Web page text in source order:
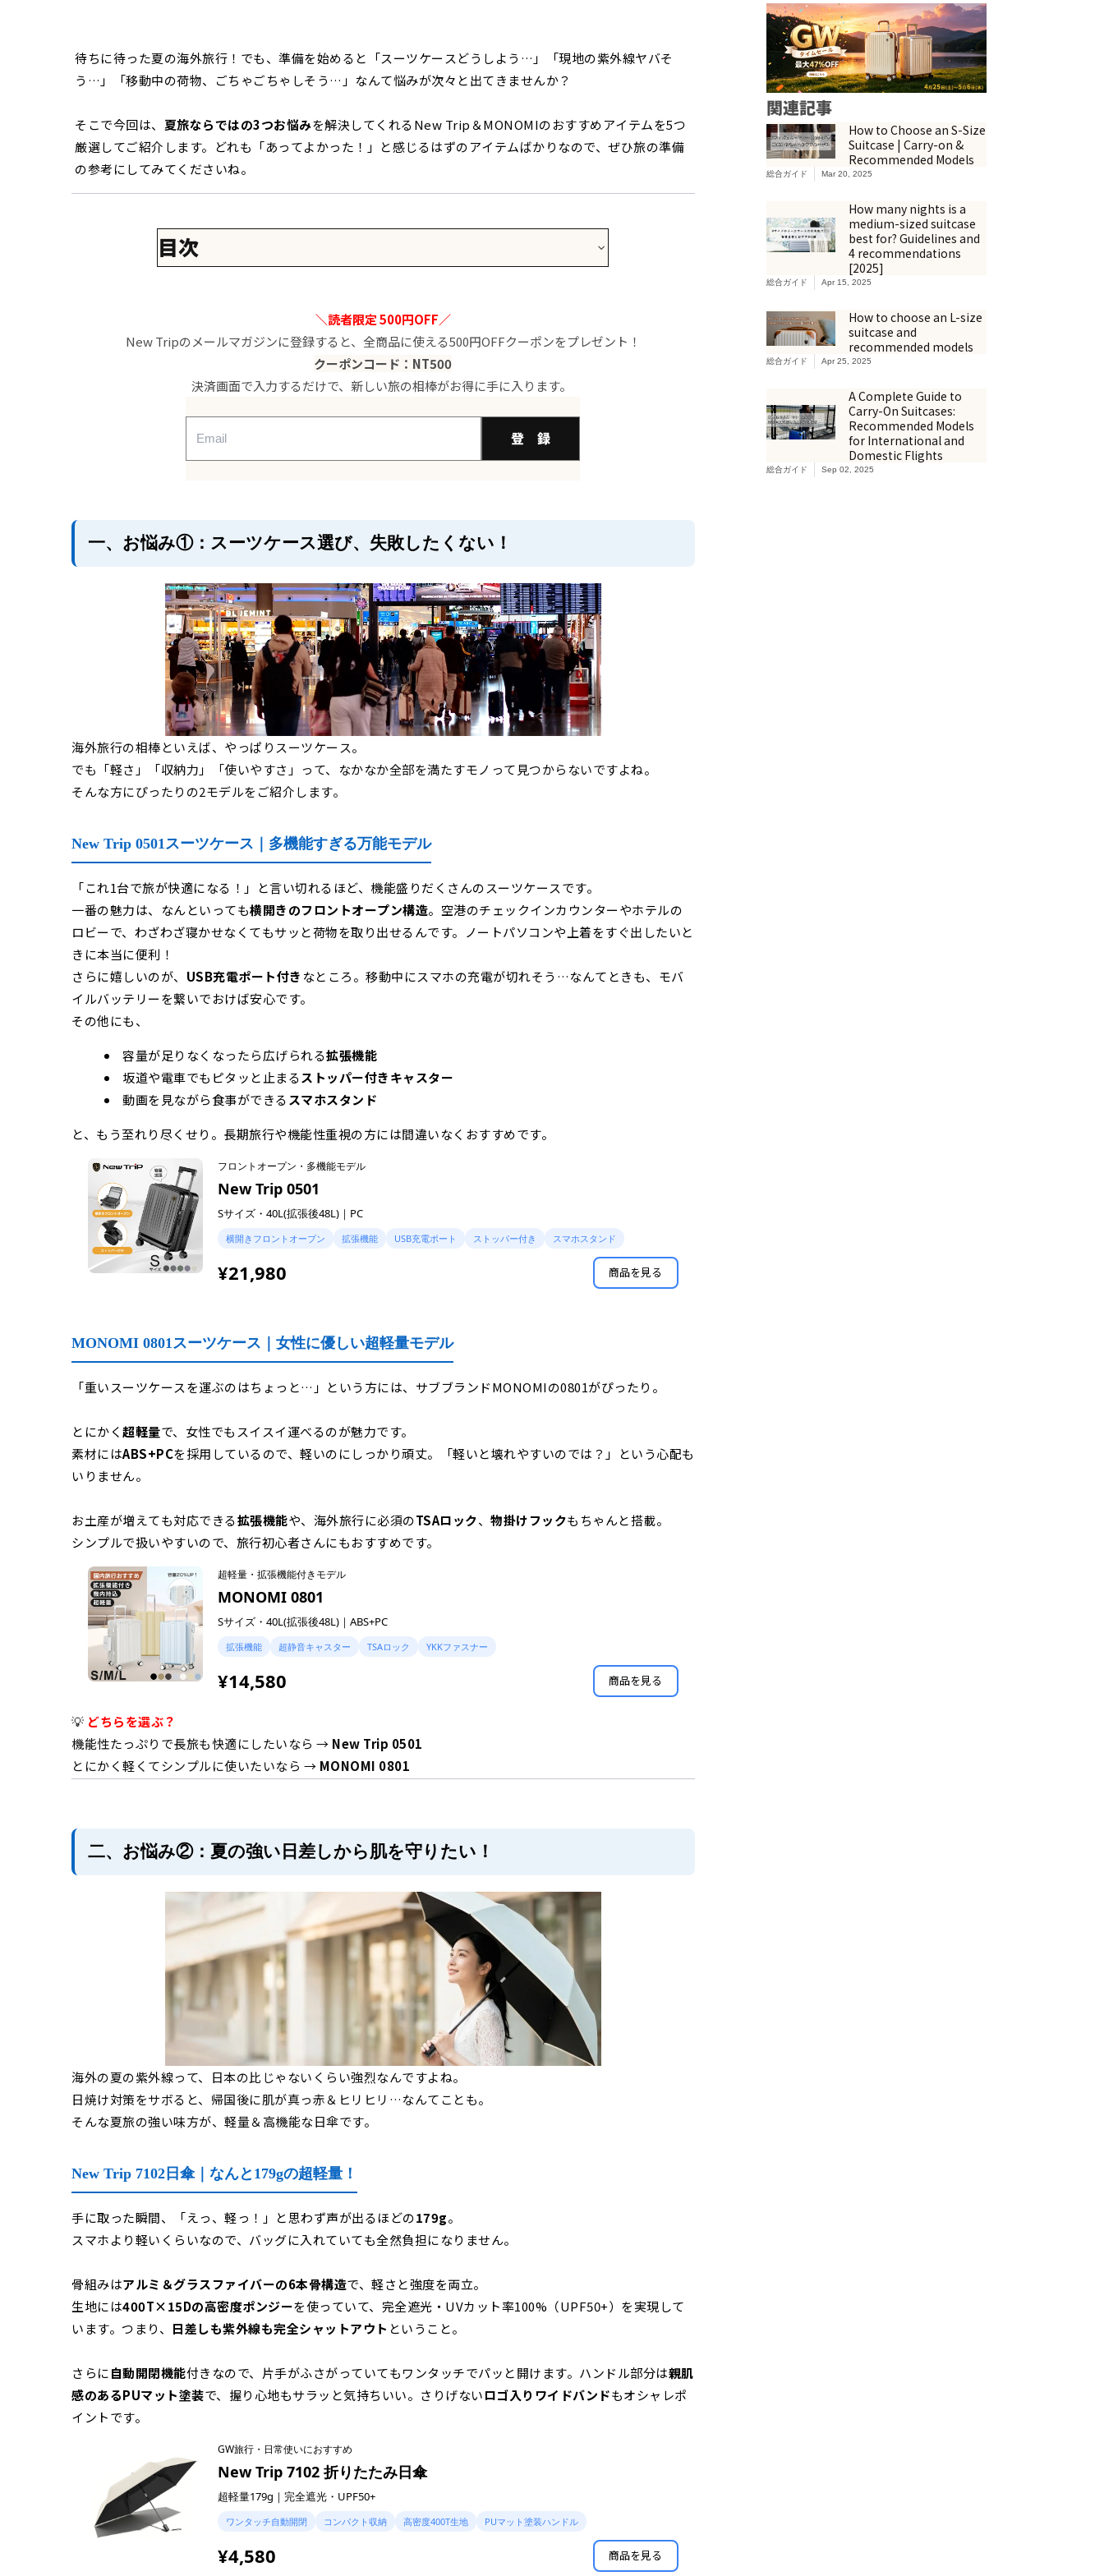
待ちに待った夏の海外旅行！でも、準備を始めると「スーツケースどうしよう…」「現地の紫外線ヤバそ
う…」「移動中の荷物、ごちゃごちゃしそう…」なんて悩みが次々と出てきませんか？
そこで今回は、 夏旅ならではの3つお悩みを解決してくれるNew Trip＆MONOMIのおすすめアイテムを5つ
厳選してご紹介します。どれも「あってよかった！」と感じるはずのアイテムばかりなので、ぜひ旅の準備
の参考にしてみてくださいね。
目次
・MONOMI 0801スーツケース｜女性に優しい超軽量モデル
二、お悩み②：夏の強い日差しから肌を守りたい！
・New Trip 7102日傘｜なんと179gの超軽量！
・MONOMI 7105日傘｜上品さと実用性のバランス
三、お悩み③：移動中の荷物、スマートに管理したい！
・New Trip 2201リュックサック｜3WAYで超便利！
四、New Trip / MONOMIってどんなブランド？
＼読者限定 500円OFF／
New Tripのメールマガジンに登録すると、全商品に使える500円OFFクーポンをプレゼント！
クーポンコード：NT500
決済画面で入力するだけで、新しい旅の相棒がお得に手に入ります。
登 録
一、お悩み①：スーツケース選び、失敗したくない！
海外旅行の相棒といえば、やっぱりスーツケース。
でも「軽さ」「収納力」「使いやすさ」って、なかなか全部を満たすモノって見つからないですよね。
そんな方にぴったりの2モデルをご紹介します。
New Trip 0501スーツケース｜多機能すぎる万能モデル
「これ1台で旅が快適になる！」と言い切れるほど、機能盛りだくさんのスーツケースです。
一番の魅力は、なんといっても横開きのフロントオープン構造。空港のチェックインカウンターやホテルの
ロビーで、わざわざ寝かせなくてもサッと荷物を取り出せるんです。ノートパソコンや上着をすぐ出したいと
きに本当に便利！
さらに嬉しいのが、 USB充電ポート付き なところ。移動中にスマホの充電が切れそう…なんてときも、モバ
イルバッテリーを繋いでおけば安心です。
その他にも、
容量が足りなくなったら広げられる拡張機能
坂道や電車でもピタッと止まるストッパー付きキャスター
動画を見ながら食事ができるスマホスタンド
と、もう至れり尽くせり。長期旅行や機能性重視の方には間違いなくおすすめです。
フロントオープン・多機能モデル
New Trip 0501
Sサイズ・40L(拡張後48L)｜PC
横開きフロントオープン 拡張機能 USB充電ポート ストッパー付き スマホスタンド
¥21,980 商品を見る
MONOMI 0801スーツケース｜女性に優しい超軽量モデル
「重いスーツケースを運ぶのはちょっと…」という方には、サブブランドMONOMIの0801がぴったり。
とにかく超軽量で、女性でもスイスイ運べるのが魅力です。
素材にはABS+PCを採用しているので、軽いのにしっかり頑丈。「軽いと壊れやすいのでは？」という心配も
いりません。
お土産が増えても対応できる拡張機能や、海外旅行に必須のTSAロック、 物掛けフックもちゃんと搭載。
シンプルで扱いやすいので、旅行初心者さんにもおすすめです。
超軽量・拡張機能付きモデル
MONOMI 0801
Sサイズ・40L(拡張後48L)｜ABS+PC
拡張機能 超静音キャスター TSAロック YKKファスナー
¥14,580 商品を見る
💡 どちらを選ぶ？
機能性たっぷりで長旅も快適にしたいなら → New Trip 0501
とにかく軽くてシンプルに使いたいなら → MONOMI 0801
二、お悩み②：夏の強い日差しから肌を守りたい！
海外の夏の紫外線って、日本の比じゃないくらい強烈なんですよね。
日焼け対策をサボると、帰国後に肌が真っ赤＆ヒリヒリ…なんてことも。
そんな夏旅の強い味方が、軽量＆高機能な日傘です。
New Trip 7102日傘｜なんと179gの超軽量！
手に取った瞬間、「えっ、軽っ！」と思わず声が出るほどの179g。
スマホより軽いくらいなので、バッグに入れていても全然負担になりません。
骨組みはアルミ＆グラスファイバーの6本骨構造で、軽さと強度を両立。
生地には400T×15Dの高密度ポンジーを使っていて、完全遮光・UVカット率100%（UPF50+）を実現して
います。つまり、 日差しも紫外線も完全シャットアウト ということ。
さらに自動開閉機能付きなので、片手がふさがっていてもワンタッチでパッと開けます。ハンドル部分は親肌
感のあるPUマット塗装で、握り心地もサラッと気持ちいい。さりげないロゴ入りワイドバンドもオシャレポ
イントです。
GW旅行・日常使いにおすすめ
New Trip 7102 折りたたみ日傘
超軽量179g｜完全遮光・UPF50+
ワンタッチ自動開閉 コンパクト収納 高密度400T生地 PUマット塗装ハンドル
¥4,580 商品を見る
関連記事
How to Choose an S-Size
Suitcase | Carry-on &
Recommended Models
総合ガイド Mar 20, 2025
How many nights is a
medium-sized suitcase
best for? Guidelines and
4 recommendations
[2025]
総合ガイド Apr 15, 2025
How to choose an L-size
suitcase and
recommended models
総合ガイド Apr 25, 2025
A Complete Guide to
Carry-On Suitcases:
Recommended Models
for International and
Domestic Flights
総合ガイド Sep 02, 2025